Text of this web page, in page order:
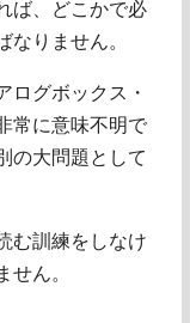
ば、どこかで必
りません。
ログボックス・
常に意味不明で
の大問題として
む訓練をしなけ
せん。